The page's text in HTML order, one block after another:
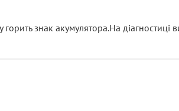
горить знак акумулятора.На